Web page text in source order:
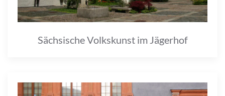
Sächsische Volkskunst im Jägerhof